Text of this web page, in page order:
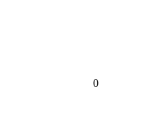
0